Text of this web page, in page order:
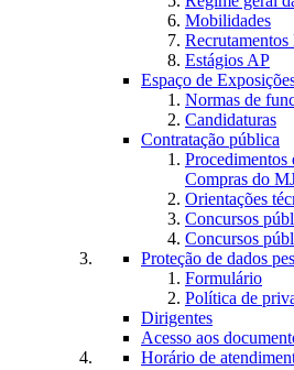
Mobilidades
Recrutamentos
Estágios AP
Espaço de
Normas de
Candidaturas
Contratação pública
Procedimentos
Compras do
Orientações
Concursos
Concursos
Proteção de dados
Formulário
Política de
Dirigentes
Acesso aos
Horário de